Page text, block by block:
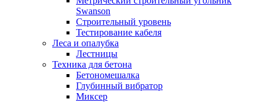
Swanson
Строительный уровень
Тестирование кабеля
Леса и опалубка
Лестницы
Техника для бетона
Бетономешалка
Глубинный вибратор
Миксер